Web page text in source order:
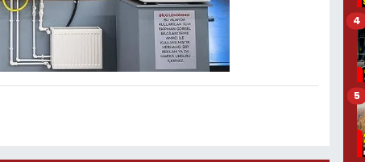
4
5